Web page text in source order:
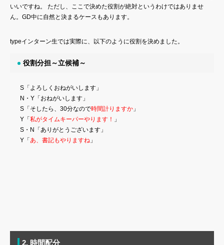
いいですね。 ただし、ここで決めた役割が絶対というわけではありませ
ん。GD中に自然と決まるケースもあります。
typeインターン生では実際に、以下のように役割を決めました。
役割分担～立候補～
S「よろしくおねがいします」
N・Y「おねがいします」
S「そしたら、30分なので時間計りますか 」
Y「私がタイムキーパーやります！
」
S・N「ありがとうございます」
Y「あ、書記もやりますね 」
2. 時間配分